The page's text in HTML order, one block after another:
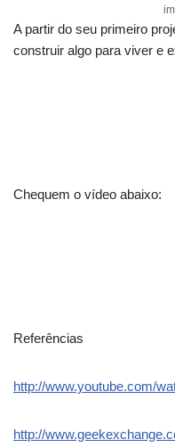
A partir do seu primeiro
construir algo para viver e
Chequem o vídeo abaixo:
Referências
http://www.youtube.com/
http://